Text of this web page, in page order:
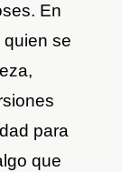
En
quien se
para
que